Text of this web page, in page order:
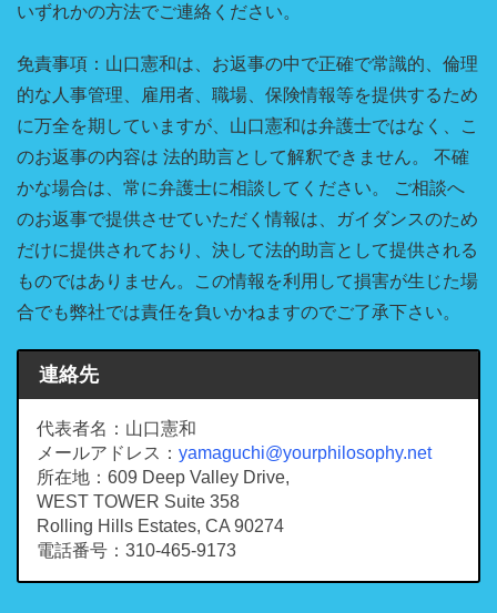
いずれかの方法でご連絡ください。
免責事項：山口憲和は、お返事の中で正確で常識的、倫理
的な人事管理、雇用者、職場、保険情報等を提供するため
に万全を期していますが、山口憲和は弁護士ではなく、こ
のお返事の内容は 法的助言として解釈できません。 不確
かな場合は、常に弁護士に相談してください。 ご相談へ
のお返事で提供させていただく情報は、ガイダンスのため
だけに提供されており、決して法的助言として提供される
ものではありません。この情報を利用して損害が生じた場
合でも弊社では責任を負いかねますのでご了承下さい。
連絡先
代表者名：山口憲和
メールアドレス： yamaguchi@yourphilosophy.net
所在地：609 Deep Valley Drive,
WEST TOWER Suite 358
Rolling Hills Estates, CA 90274
電話番号：310-465-9173